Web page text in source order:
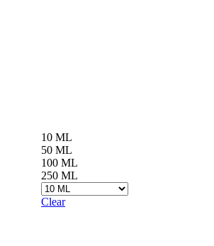
10 ML
50 ML
100 ML
250 ML
Clear